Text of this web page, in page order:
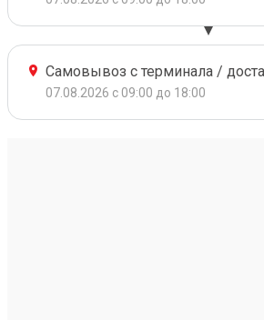
Самовывоз с терминала /
07.08.2026 с 09:00 до 18:00